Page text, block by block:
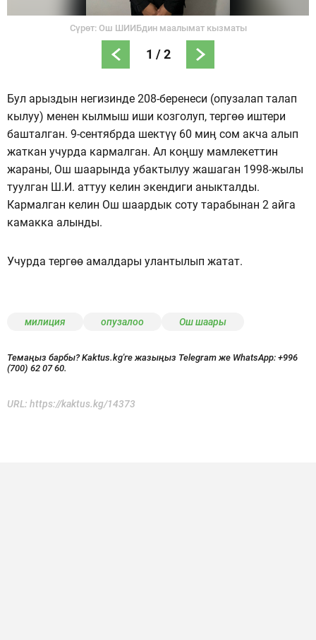
Сүрөт: Ош ШИИБдин маалымат кызматы
1 /2
Бул арыздын негизинде 208-беренеси (опузалап талап
кылуу) менен кылмыш иши козголуп, тергөө иштери
башталган. 9-сентябрда шектүү 60 миӊ сом акча алып
жаткан учурда кармалган. Ал коңшу мамлекеттин
жараны, Ош шаарында убактылуу жашаган 1998-жылы
туулган Ш.И. аттуу келин экендиги аныкталды.
Кармалган келин Ош шаардык соту тарабынан 2 айга
камакка алынды.
Учурда тергөө амалдары улантылып жатат.
милиция опузалоо Ош шаары
Темаңыз барбы? Kaktus.kg'ге жазыңыз Telegram же WhatsApp: +996
(700) 62 07 60.
URL: https://kaktus.kg/14373